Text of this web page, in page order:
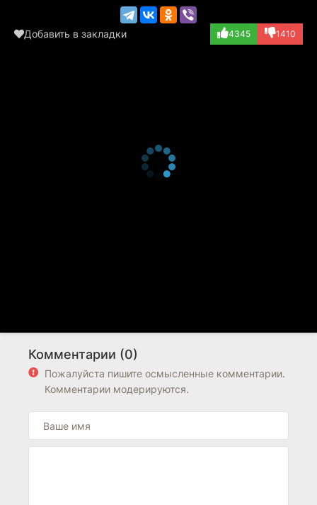
Добавить в закладки 4345 1410
Комментарии (0)
Пожалуйста пишите осмысленные комментарии.
Комментарии модерируются.